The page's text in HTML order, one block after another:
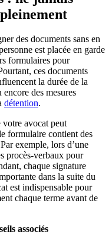
des documents sans en
est placée en garde
formulaires pour
ces documents
la durée de la
des mesures
détention.
votre avocat peut
formulaire contient des
exemple, lors d’une
procès-verbaux pour
chaque signature
dans la suite du
est indispensable pour
chaque terme avant de
associés